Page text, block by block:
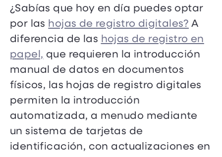
¿Sabías que hoy en día puedes optar
por las hojas de registro digitales? A
diferencia de las hojas de registro en
papel, que requieren la introducción
manual de datos en documentos
físicos, las hojas de registro digitales
permiten la introducción
automatizada, a menudo mediante
un sistema de tarjetas de
identificación, con actualizaciones en